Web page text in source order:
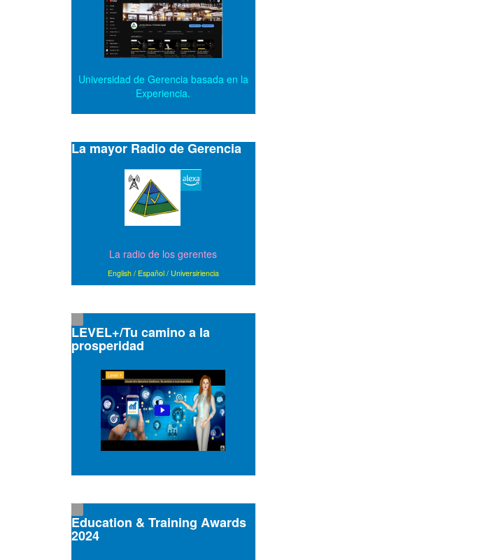
Universidad de Gerencia basada en la
Experiencia.
La mayor Radio de Gerencia
La radio de los gerentes
English/ Español/ Universiriencia
LEVEL+/Tu camino a la
prosperidad
Education & Training Awards
2024